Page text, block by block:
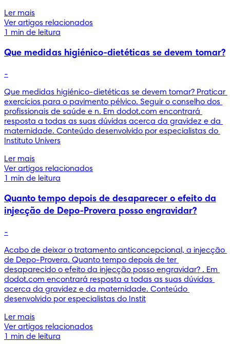
Ler mais
Ver artigos relacionados
1 min de leitura
Que medidas higiénico-dietéticas se devem tomar?
-
Que medidas higiénico-dietéticas se devem tomar? Praticar
exercícios para o pavimento pélvico. Seguir o conselho dos
profissionais de saúde e n. Em dodot.com encontrará
resposta a todas as suas dúvidas acerca da gravidez e da
maternidade. Conteúdo desenvolvido por especialistas do
Instituto Univers
Ler mais
Ver artigos relacionados
1 min de leitura
Quanto tempo depois de desaparecer o efeito da
injecção de Depo-Provera posso engravidar?
-
Acabo de deixar o tratamento anticoncepcional, a injecção
de Depo-Provera. Quanto tempo depois de ter
desaparecido o efeito da injecção posso engravidar? . Em
dodot.com encontrará resposta a todas as suas dúvidas
acerca da gravidez e da maternidade. Conteúdo
desenvolvido por especialistas do Instit
Ler mais
Ver artigos relacionados
1 min de leitura